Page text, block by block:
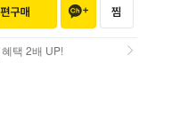
택 2배 UP!